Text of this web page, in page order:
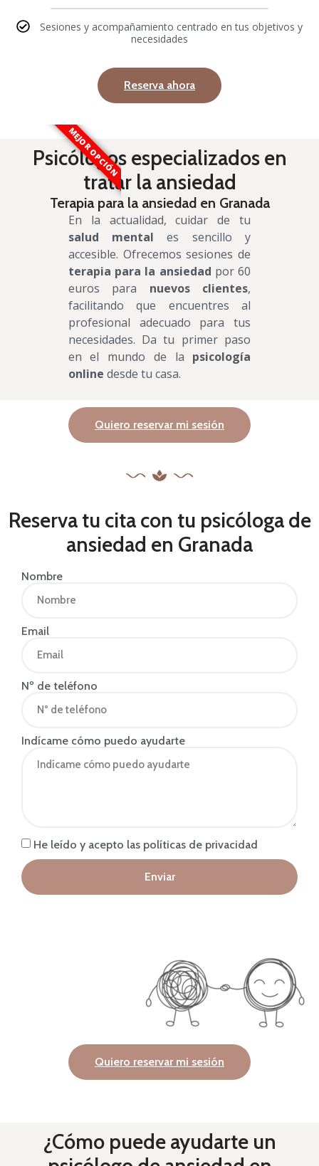
Sesiones y acompañamiento centrado en tus objetivos y
necesidades
Reserva ahora
MEJOR OPCIÓN
Psicólogos especializados en
tratar la ansiedad
Terapia para la ansiedad en Granada
En la actualidad, cuidar de tu
salud mental es sencillo y
accesible. Ofrecemos sesiones de
terapia para la ansiedad por 60
euros para nuevos clientes,
facilitando que encuentres al
profesional adecuado para tus
necesidades. Da tu primer paso
en el mundo de la psicología
online desde tu casa.
Quiero reservar mi sesión
Reserva tu cita con tu psicóloga de
ansiedad en Granada
Nombre
Email
Nº de teléfono
Indícame cómo puedo ayudarte
He leído y acepto las políticas de privacidad
Enviar
Quiero reservar mi sesión
¿Cómo puede ayudarte un